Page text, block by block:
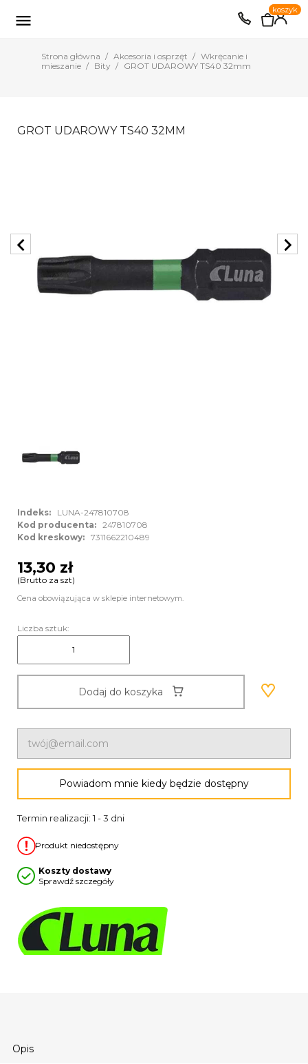
EUR PLN

0
koszyk
Strona główna Akcesoria i osprzęt
Wkręcanie i
mieszanie
Bity GROT UDAROWY TS40 32mm
Opis
GROT UDAROWY TS40 32MM
chevron_left chevron_right
Indeks:
LUNA-247810708
Kod producenta: 247810708
Kod kreskowy: 7311662210489
13,30 zł
(Brutto za szt)
Cena obowiązująca w sklepie internetowym.
Liczba sztuk:
Dodaj do koszyka
Powiadom mnie kiedy będzie dostępny
Termin realizacji: 1 - 3 dni
Produkt niedostępny
Koszty dostawy
Sprawdź szczegóły